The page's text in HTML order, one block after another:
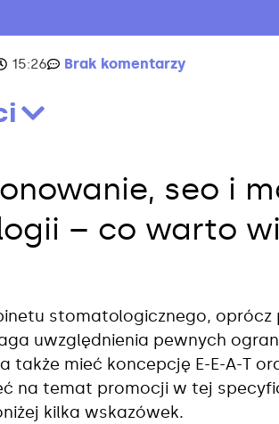
15:26 Brak komentarzy
seo i
– co warto
stomatologicznego, oprócz
uwzględnienia pewnych
także mieć koncepcję E-E-A-T
na temat promocji w tej
kilka wskazówek.